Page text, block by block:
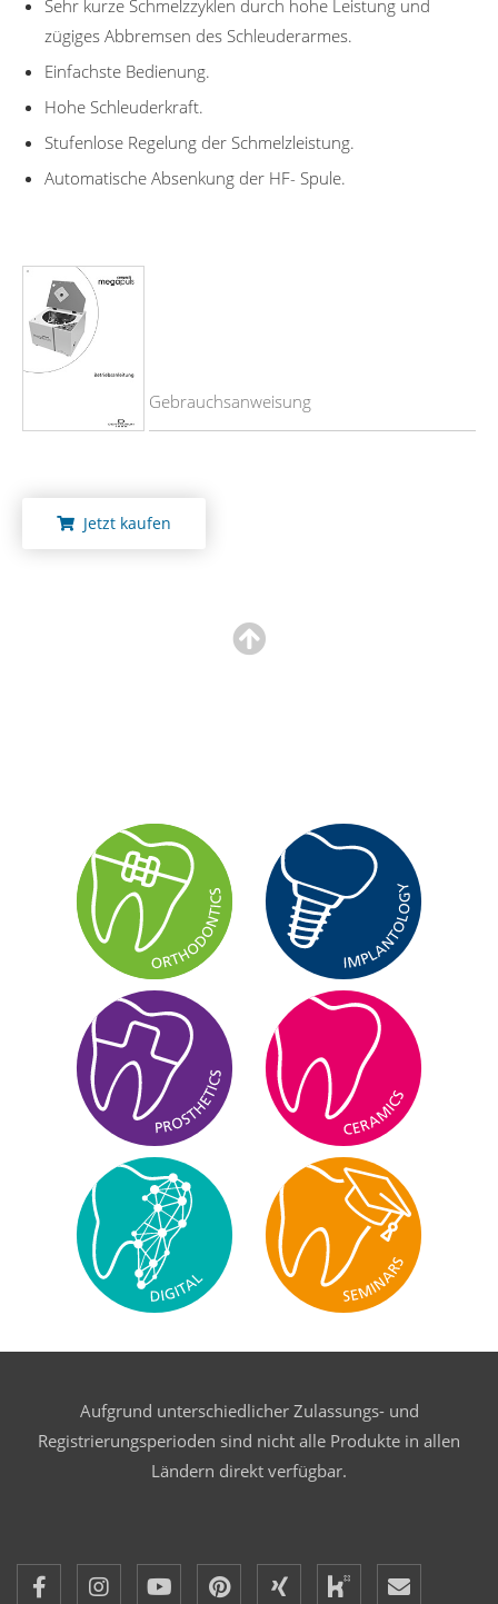
Sehr kurze Schmelzzyklen durch hohe Leistung und
zügiges Abbremsen des Schleuderarmes.
Einfachste Bedienung.
Hohe Schleuderkraft.
Stufenlose Regelung der Schmelzleistung.
Automatische Absenkung der HF- Spule.
Gebrauchsanweisung
Jetzt kaufen
Aufgrund unterschiedlicher Zulassungs- und
Registrierungsperioden sind nicht alle Produkte in allen
Ländern direkt verfügbar.